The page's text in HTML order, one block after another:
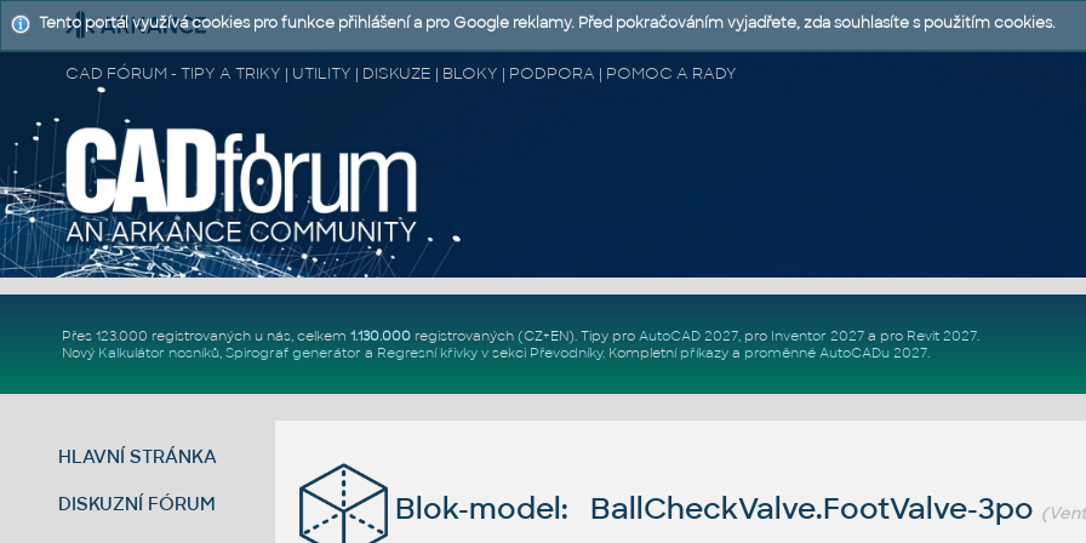
CAD FÓRUM - TIPY A TRIKY | UTILITY | DISKUZE | BLOKY | PODPORA | POMOC A RADY
Přes 123.000 registrovaných u nás, celkem 1.130.000registrovaných (CZ+EN). Tipy pro AutoCAD 2027, pro Inventor 2027a pro Revit 2027.
Nový Kalkulátor nosníků, Spirograf generátor a Regresní křivkyv sekci Převodníky. Kompletní příkazya proměnné AutoCADu 2027.
HLAVNÍ STRÁNKA
DISKUZNÍ FÓRUM Blok-model: BallCheckValve.FootValve-3po
Tento portál využívá cookies pro funkce přihlášení a pro Google reklamy. Před pokračováním vyjadřete, zda souhlasíte s použitím cookies.